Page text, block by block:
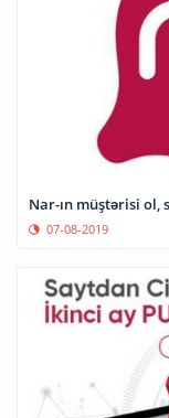
Nar-ın müştərisi
07-08-2019